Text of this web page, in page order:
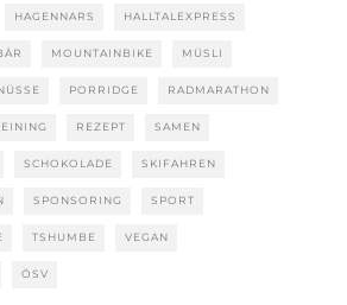
HAGENNARS HALLTALEXPRESS
MOUNTAINBIKE MÜSLI
PORRIDGE RADMARATHON
REZEPT SAMEN
SCHOKOLADE SKIFAHREN
SPONSORING SPORT
TSHUMBE VEGAN
ÖSV